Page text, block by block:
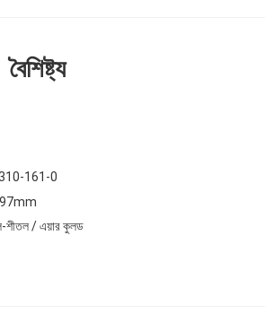
বৈশিষ্ট্য
161-0
97mm
শীতল / এয়ার কুলড